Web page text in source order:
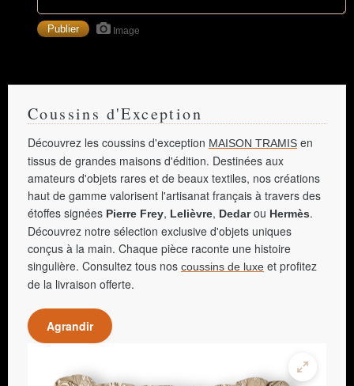
Image
Coussins d'Exception
Découvrez les coussins d'exception MAISON TRAMIS en
tissus de grandes maisons d'édition. Destinées aux
amateurs d'objets rares et de beaux textiles, nos créations
haut de gamme valorisent l'artisanat français à travers des
étoffes signées Pierre Frey, Lelièvre, Dedarou Hermès.
Découvrez notre sélection exclusive d'objets uniques
conçus à la main. Chaque pièce raconte une histoire
singulière. Consultez tous nos coussins de luxe et profitez
de la livraison offerte.
Agrandir